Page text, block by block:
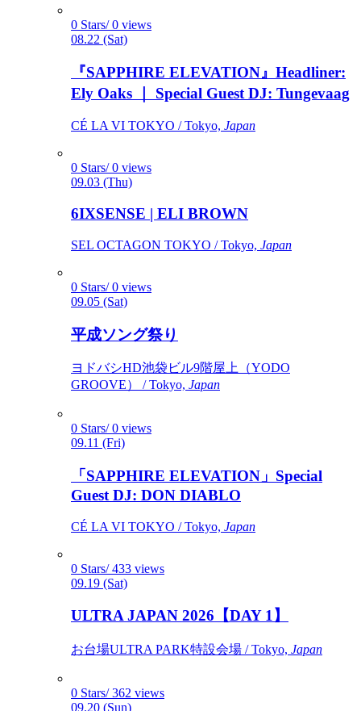
0 Stars/ 0 views
08.22 (Sat)
『SAPPHIRE ELEVATION』Headliner:
Ely Oaks ｜ Special Guest DJ: Tungevaag
CÉ LA VI TOKYO / Tokyo, Japan
0 Stars/ 0 views
09.03 (Thu)
6IXSENSE | ELI BROWN
SEL OCTAGON TOKYO / Tokyo, Japan
0 Stars/ 0 views
09.05 (Sat)
平成ソング祭り
ヨドバシHD池袋ビル9階屋上（YODO
GROOVE） / Tokyo, Japan
0 Stars/ 0 views
09.11 (Fri)
「SAPPHIRE ELEVATION」Special
Guest DJ: DON DIABLO
CÉ LA VI TOKYO / Tokyo, Japan
0 Stars/ 433 views
09.19 (Sat)
ULTRA JAPAN 2026【DAY 1】
お台場ULTRA PARK特設会場 / Tokyo, Japan
0 Stars/ 362 views
09.20 (Sun)